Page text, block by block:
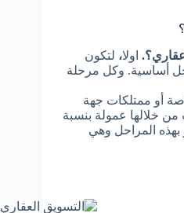
اولا، لتكون
أساسية. وكل مرحلة
أو ممتلكات جهة
خلالها عمولة بنسبة
بهذه المراحل وهي